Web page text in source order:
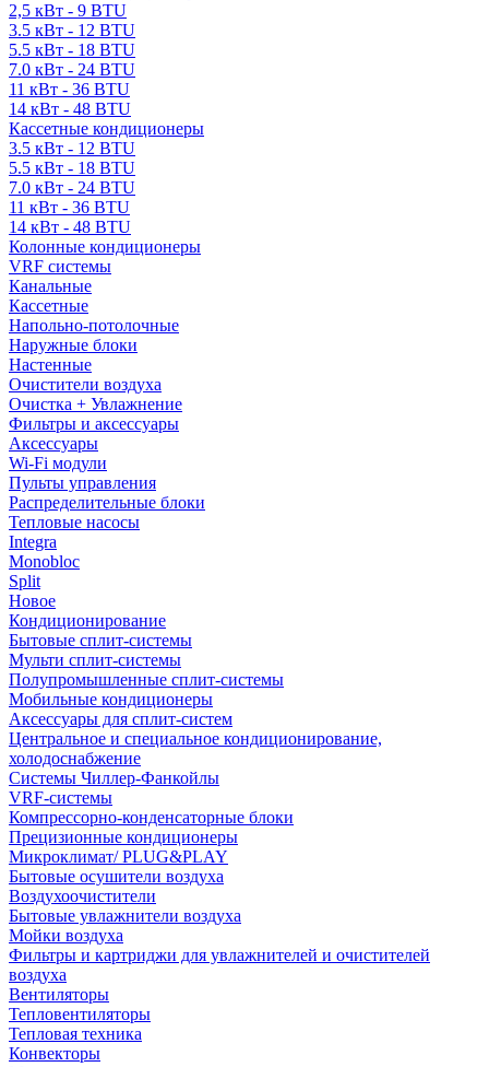
2,5 кВт - 9 BTU
3.5 кВт - 12 BTU
5.5 кВт - 18 BTU
7.0 кВт - 24 BTU
11 кВт - 36 BTU
14 кВт - 48 BTU
Кассетные кондиционеры
3.5 кВт - 12 BTU
5.5 кВт - 18 BTU
7.0 кВт - 24 BTU
11 кВт - 36 BTU
14 кВт - 48 BTU
Колонные кондиционеры
VRF системы
Канальные
Кассетные
Напольно-потолочные
Наружные блоки
Настенные
Очистители воздуха
Очистка + Увлажнение
Фильтры и аксессуары
Аксессуары
Wi-Fi модули
Пульты управления
Распределительные блоки
Тепловые насосы
Integra
Monobloc
Split
Новое
Кондиционирование
Бытовые сплит-системы
Мульти сплит-системы
Полупромышленные сплит-системы
Мобильные кондиционеры
Аксессуары для сплит-систем
Центральное и специальное кондиционирование,
холодоснабжение
Системы Чиллер-Фанкойлы
VRF-системы
Компрессорно-конденсаторные блоки
Прецизионные кондиционеры
Микроклимат/ PLUG&PLAY
Бытовые осушители воздуха
Воздухоочистители
Бытовые увлажнители воздуха
Мойки воздуха
Фильтры и картриджи для увлажнителей и очистителей
воздуха
Вентиляторы
Тепловентиляторы
Тепловая техника
Конвекторы